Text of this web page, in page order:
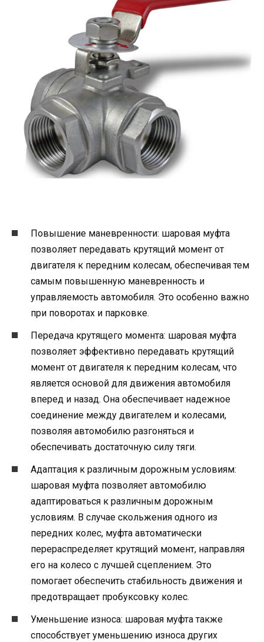
Повышение маневренности: шаровая муфта
позволяет передавать крутящий момент от
двигателя к передним колесам, обеспечивая тем
самым повышенную маневренность и
управляемость автомобиля. Это особенно важно
при поворотах и парковке.
Передача крутящего момента: шаровая муфта
позволяет эффективно передавать крутящий
момент от двигателя к передним колесам, что
является основой для движения автомобиля
вперед и назад. Она обеспечивает надежное
соединение между двигателем и колесами,
позволяя автомобилю разгоняться и
обеспечивать достаточную силу тяги.
Адаптация к различным дорожным условиям:
шаровая муфта позволяет автомобилю
адаптироваться к различным дорожным
условиям. В случае скольжения одного из
передних колес, муфта автоматически
перераспределяет крутящий момент, направляя
его на колесо с лучшей сцеплением. Это
помогает обеспечить стабильность движения и
предотвращает пробуксовку колес.
Уменьшение износа: шаровая муфта также
способствует уменьшению износа других